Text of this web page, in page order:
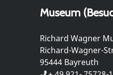
Museum
Richard Wagner
Richard-Wagner-
95444 Bayreuth